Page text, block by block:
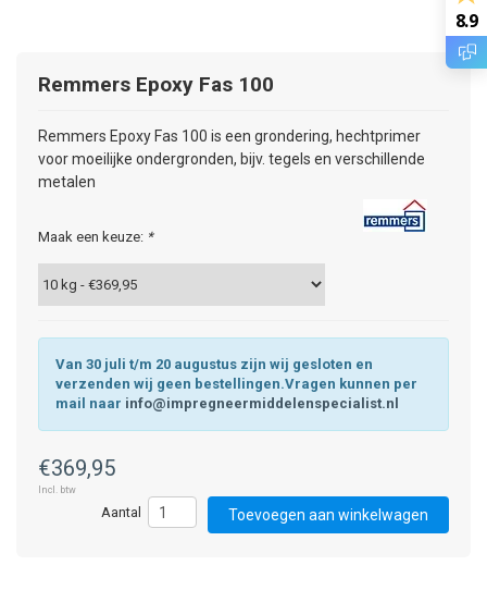
Remmers Epoxy Fas 100
Remmers Epoxy Fas 100 is een grondering, hechtprimer
voor moeilijke ondergronden, bijv. tegels en verschillende
metalen
Maak een keuze: *
Van 30 juli t/m 20 augustus zijn wij gesloten en
verzenden wij geen bestellingen.Vragen kunnen per
mail naar info@impregneermiddelenspecialist.nl
€369,95
Incl. btw
Toevoegen aan winkelwagen
8.9